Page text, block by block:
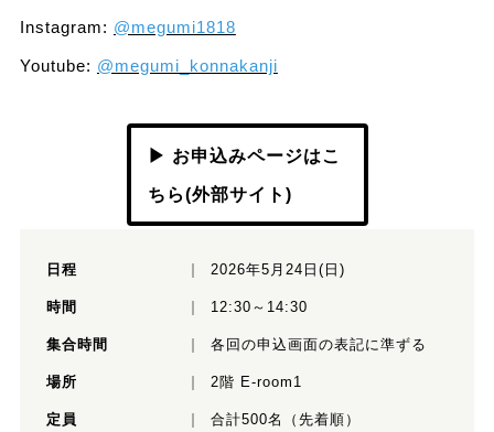
Instagram: @megumi1818
Youtube: @megumi_konnakanji
▶ お申込みページはこ
ちら(外部サイト)
日程 2026年5月24日(日)
時間 12:30～14:30
集合時間 各回の申込画面の表記に準ずる
場所 2階 E-room1
定員 合計500名（先着順）